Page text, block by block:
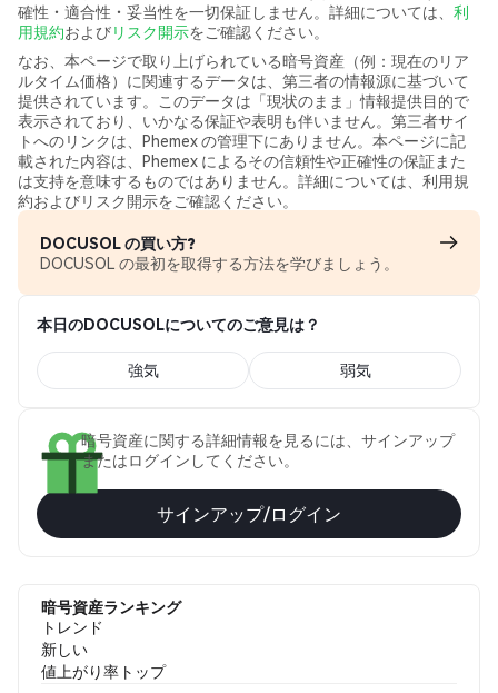
確性・適合性・妥当性を一切保証しません。詳細については、 利
用規約およびリスク開示をご確認ください。
なお、本ページで取り上げられている暗号資産（例：現在のリア
ルタイム価格）に関連するデータは、第三者の情報源に基づいて
提供されています。このデータは「現状のまま」情報提供目的で
表示されており、いかなる保証や表明も伴いません。第三者サイ
トへのリンクは、Phemex の管理下にありません。本ページに記
載された内容は、Phemex によるその信頼性や正確性の保証また
は支持を意味するものではありません。詳細については、利用規
約およびリスク開示をご確認ください。
DOCUSOL の買い方?
DOCUSOL の最初を取得する方法を学びましょう。
本日のDOCUSOLについてのご意見は？
強気 弱気
暗号資産に関する詳細情報を見るには、サインアップ
またはログインしてください。
サインアップ/ログイン
暗号資産ランキング
トレンド
新しい
値上がり率トップ